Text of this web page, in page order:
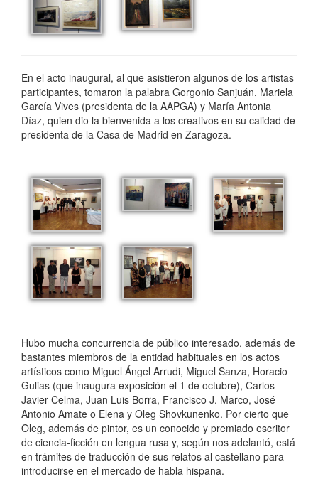
En el acto inaugural, al que asistieron algunos de los artistas
participantes, tomaron la palabra Gorgonio Sanjuán, Mariela
García Vives (presidenta de la AAPGA) y María Antonia
Díaz, quien dio la bienvenida a los creativos en su calidad de
presidenta de la Casa de Madrid en Zaragoza.
Hubo mucha concurrencia de público interesado, además de
bastantes miembros de la entidad habituales en los actos
artísticos como Miguel Ángel Arrudi, Miguel Sanza, Horacio
Gulias (que inaugura exposición el 1 de octubre), Carlos
Javier Celma, Juan Luis Borra, Francisco J. Marco, José
Antonio Amate o Elena y Oleg Shovkunenko. Por cierto que
Oleg, además de pintor, es un conocido y premiado escritor
de ciencia-ficción en lengua rusa y, según nos adelantó, está
en trámites de traducción de sus relatos al castellano para
introducirse en el mercado de habla hispana.